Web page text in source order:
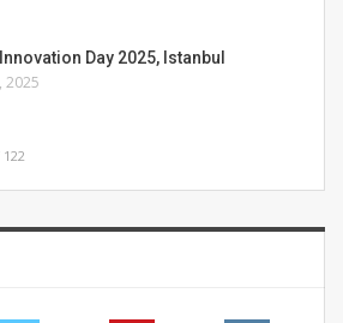
Day 2025, Istanbul
2025